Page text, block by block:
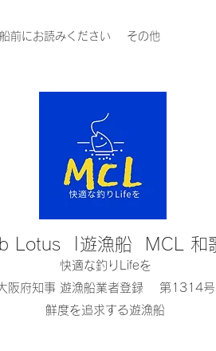
前にお読みください その他
Lotus |遊漁船 MCL 和
快適な釣りLifeを
阪府知事 遊漁船業者登録 第1314号
鮮度を追求する遊漁船